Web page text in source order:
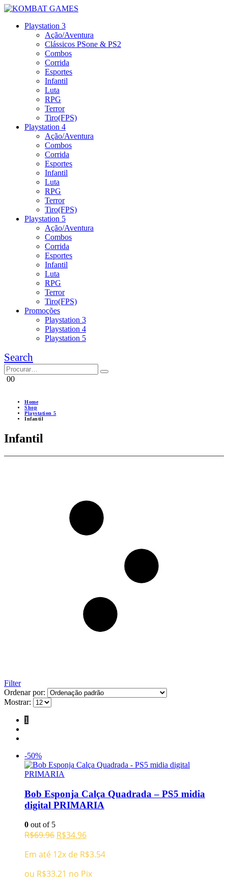
Playstation 3
Ação/Aventura
Clássicos PSone & PS2
Combos
Corrida
Esportes
Infantil
Luta
RPG
Terror
Tiro(FPS)
Playstation 4
Ação/Aventura
Combos
Corrida
Esportes
Infantil
Luta
RPG
Terror
Tiro(FPS)
Playstation 5
Ação/Aventura
Combos
Corrida
Esportes
Infantil
Luta
RPG
Terror
Tiro(FPS)
Promoções
Playstation 3
Playstation 4
Playstation 5
Search
00
Home
Shop
Playstation 5
Infantil
Infantil
Filter
Ordenar por:
Mostrar:
1
-50%
Bob Esponja Calça Quadrada – PS5 midia
digital PRIMARIA
0 out of 5
R$69.96 O
original
era:
R$69.96.
R$34.96O
atual
é:
R$34.96.
Em até 12x de R$3.54
ou R$33.21 no Pix